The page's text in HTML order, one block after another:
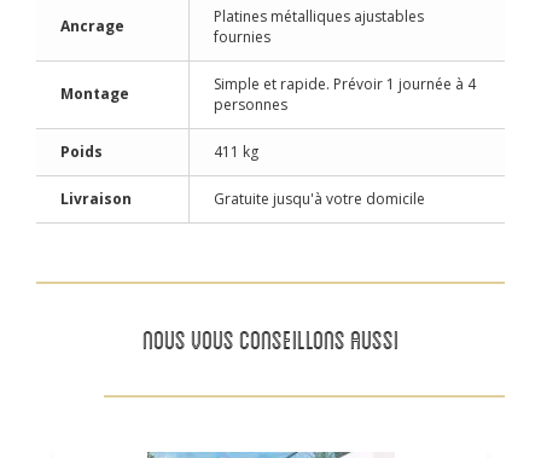
Ancrage
Platines métalliques ajustables
fournies
Montage
Simple et rapide. Prévoir 1 journée à 4
personnes
Poids 411 kg
Livraison Gratuite jusqu'à votre domicile
NOUS VOUS CONSEILLONS AUSSI